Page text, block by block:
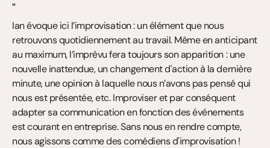
"
Ian évoque ici l’improvisation : un élément que nous
retrouvons quotidiennement au travail. Même en anticipant
au maximum, l’imprévu fera toujours son apparition : une
nouvelle inattendue, un changement d'action à la dernière
minute, une opinion à laquelle nous n’avons pas pensé qui
nous est présentée, etc. Improviser et par conséquent
adapter sa communication en fonction des événements
est courant en entreprise. Sans nous en rendre compte,
nous agissons comme des comédiens d'improvisation !